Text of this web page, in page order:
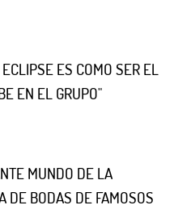
ES COMO SER EL
EN EL GRUPO"
MUNDO DE LA
DE BODAS DE FAMOSOS